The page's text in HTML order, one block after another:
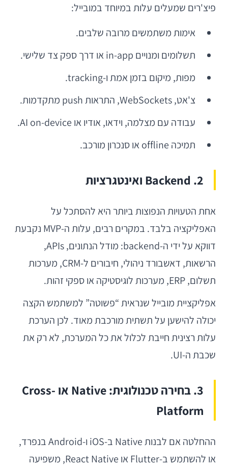
פיצ'רים שמעלים עלות במיוחד במובייל:
אימות משתמשים מרובה שלבים.
תשלומים ומנויים in-app או דרך ספק צד שלישי.
מפות, מיקום בזמן אמת ו-tracking.
צ'אט, WebSockets, התראות push מתקדמות.
עבודה עם מצלמה, וידאו, אודיו או AI on-device.
תמיכה offline או סנכרון מורכב.
2. Backend ואינטגרציות
אחת הטעויות הנפוצות ביותר היא להסתכל על
האפליקציה בלבד. במקרים רבים, עלות ה-MVP נקבעת
דווקא על ידי ה-backend: מודל הנתונים, APIs,
הרשאות, דאשבורד ניהולי, חיבורים ל-CRM, מערכות
תשלום, ERP, מערכות לוגיסטיקה או ספקי זהות.
אפליקציית מובייל שנראית “פשוטה” למשתמש הקצה
יכולה להישען על תשתית מורכבת מאוד. לכן הערכת
עלות רצינית חייבת לכלול את כל המערכת, לא רק את
שכבת ה-UI.
3. בחירה טכנולוגית: Native או Cross-
Platform
ההחלטה אם לבנות Native ב-iOS ו-Android בנפרד,
או להשתמש ב-Flutter או React Native, משפיעה